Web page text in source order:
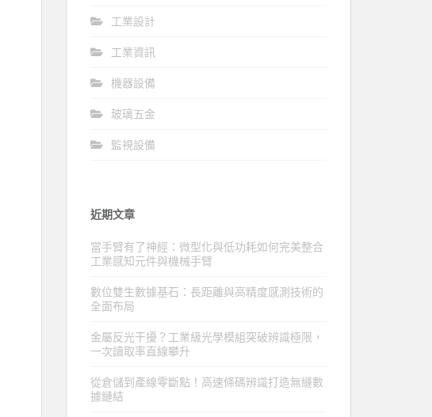
工業設計
工業資訊
機器設備
玻璃五金
監視設備
近期文章
當手臂有了神經：微型化與低功耗如何完美整合
工業感知元件與機械手臂
數位雙生數據基石：長距離與高精度感測技術的
全面布局
金屬反光干擾？工業級光學模組突破辨識極限，
一次讀取率直線攀升
從倉儲到產線零斷點！高速條碼辨識打造無縫數
據鏈結